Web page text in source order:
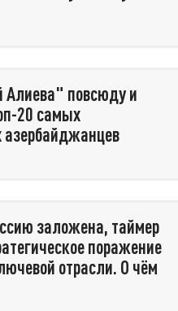
Алиева" повсюду и
20 самых
заложена, таймер
поражение
отрасли. О чём